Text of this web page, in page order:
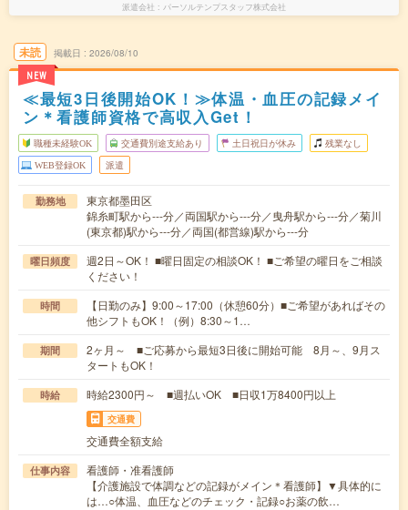
派遣会社 パーソルテンプスタッフ株式会社
未読
NEW
掲載日 2026/08/10
≪最短3日後開始OK！≫体温・血圧の記録メイ
ン＊看護師資格で高収入Get！
職種未経験OK 交通費別途支給あり 土日祝日が休み 残業なし
WEB登録OK 派遣
勤務地
東京都墨田区
錦糸町駅から---分／両国駅から---分／曳舟駅から---分／菊川
(東京都)駅から---分／両国(都営線)駅から---分
曜日頻度
週2日～OK！ ■曜日固定の相談OK！ ■ご希望の曜日をご相談
ください！
時間
【日勤のみ】9:00～17:00（休憩60分）■ご希望があればその
他シフトもOK！（例）8:30～1…
期間
2ヶ月～ ■ご応募から最短3日後に開始可能 8月～、9月ス
タートもOK！
時給 時給2300円～ ■週払いOK ■日収1万8400円以上
交通費
交通費全額支給
仕事内容
看護師・准看護師
【介護施設で体調などの記録がメイン＊看護師】▼具体的に
は…○体温、血圧などのチェック・記録○お薬の飲…